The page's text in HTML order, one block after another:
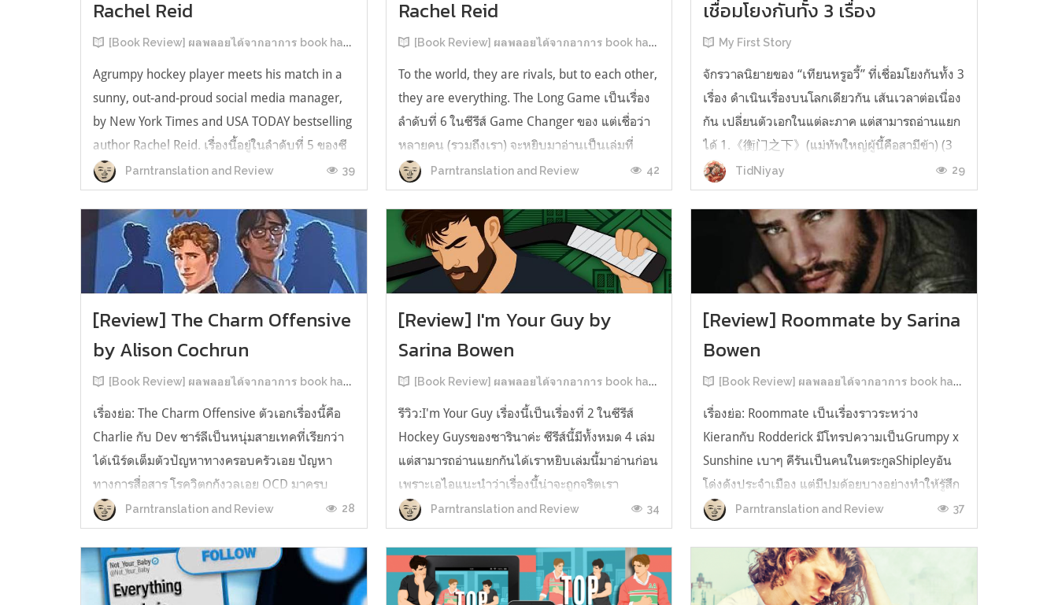
Rachel Reid
[Book Review] ผลพลอยได้จากอาการ book hangover หลังอ่านสารพัน MM Romance
Agrumpy hockey player meets his match in a
sunny, out-and-proud social media manager,
by New York Times and USA TODAY bestselling
author Rachel Reid. เรื่องนี้อยู่ในลำดับที่ 5 ของซี
รีส์ Game Changer แต่เป็นเรื่องที่ 3 ที่เราหยิบมา
อ่าน เพราะเห็นว่าเป็นเรื่องในไทม์ไลน์เดียวกันกับ
TheLong Game ประกอบกั...
Parntranslation and Review 39
Rachel Reid
[Book Review] ผลพลอยได้จากอาการ book hangover หลังอ่านสารพัน MM Romance
To the world, they are rivals, but to each other,
they are everything. The Long Game เป็นเรื่อง
ลำดับที่ 6 ในซีรีส์ Game Changer ของ แต่เชื่อว่า
หลายคน (รวมถึงเรา) จะหยิบมาอ่านเป็นเล่มที่
2หลังจากอ่าน Heated Rivalry มา555 เรื่องย่อ:
The Long Game เล่ม Long Game นี่จะเป็น
ประมาณ2 ปีหลังจาก HR จะดำเนินเ...
Parntranslation and Review 42
เชื่อมโยงกันทั้ง 3 เรื่อง
My First Story
จักรวาลนิยายของ “เทียนหรูอวี้” ที่เชื่อมโยงกันทั้ง 3
เรื่อง ดำเนินเรื่องบนโลกเดียวกัน เส้นเวลาต่อเนื่อง
กัน เปลี่ยนตัวเอกในแต่ละภาค แต่สามารถอ่านแยก
ได้ 1.《衡门之下》(แม่ทัพใหญ่ผู้นี้คือสามีข้า) (3
เล่มจบ) เป็นเรื่องที่เกิดก่อน เล่าเรื่องของ ฝูถิง กับ
หลี่ชีฉือ ที่ต้องแต่งงานกันก่อนจะใช้ชีวิตห่างไกล
TidNiyay 29
[Review] The Charm Offensive
by Alison Cochrun
[Book Review] ผลพลอยได้จากอาการ book hangover หลังอ่านสารพัน MM Romance
เรื่องย่อ: The Charm Offensive ตัวเอกเรื่องนี้คือ
Charlie กับ Dev ชาร์ลีเป็นหนุ่มสายเทคที่เรียกว่า
ได้เนิร์ดเต็มตัวปัญหาทางครอบครัวเอย ปัญหา
ทางการสื่อสาร โรควิตกกังวลเอย OCD มาครบ
เรียกได้ว่าครบองค์ประกอบความโอตะ เขาทั้งไม่
เชื่อในรักแท้ ไม่เคยมีความสัมพันธ์ในเชิงโรแมนติก
กับใคร หรืออาจเรียกว่าไม่เคยรู...
Parntranslation and Review 28
[Review] I'm Your Guy by
Sarina Bowen
[Book Review] ผลพลอยได้จากอาการ book hangover หลังอ่านสารพัน MM Romance
รีวิว:I'm Your Guy เรื่องนี้เป็นเรื่องที่ 2 ในซีรีส์
Hockey Guysของซารินาค่ะ ซีรีส์นี้มีทั้งหมด 4 เล่ม
แต่สามารถอ่านแยกกันได้เราหยิบเล่มนี้มาอ่านก่อน
เพราะเอไอแนะนำว่าเรื่องนี้น่าจะถูกจริตเรา
มากกว่า555 เรื่องนี้เป็นเรื่องราวของ TOMMASO
นักกีฬาฮอกกี้ NHL กับ Carter มัณฑนากรมือฉมัง
ทอมมาโซเพิ่งโดนเทร...
Parntranslation and Review 34
[Review] Roommate by Sarina
Bowen
[Book Review] ผลพลอยได้จากอาการ book hangover หลังอ่านสารพัน MM Romance
เรื่องย่อ: Roommate เป็นเรื่องราวระหว่าง
Kieranกับ Rodderick มีโทรปความเป็นGrumpy x
Sunshine เบาๆ คีรันเป็นคนในตระกูลShipleyอัน
โด่งดังประจำเมือง แต่มีปมด้อยบางอย่างทำให้รู้สึก
ว่าพ่อรักพี่ชายมากกว่าตัวเองเสมอ จึงดิ้นรนอยาก
ออกมาอยู่คนเดียวเพื่อให้หลุดจากอิทธิพลของที่
บ้าน และไล่ตามความฝันการเป็นกราฟฟิ...
Parntranslation and Review 37